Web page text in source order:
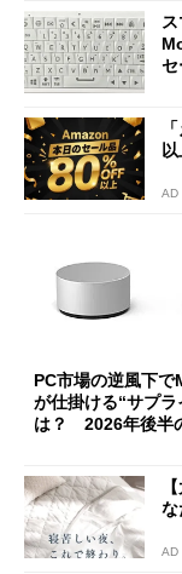
セ
AD
PC市場の逆風下
が仕掛ける“サプラ
は？ 2026年後半
な
AD